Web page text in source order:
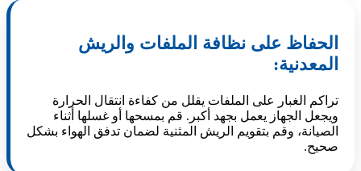
الحفاظ على نظافة الملفات والريش
المعدنية:
تراكم الغبار على الملفات يقلل من كفاءة انتقال الحرارة
ويجعل الجهاز يعمل بجهد أكبر. قم بمسحها أو غسلها أثناء
الصيانة، وقم بتقويم الريش المثنية لضمان تدفق الهواء بشكل
صحيح.